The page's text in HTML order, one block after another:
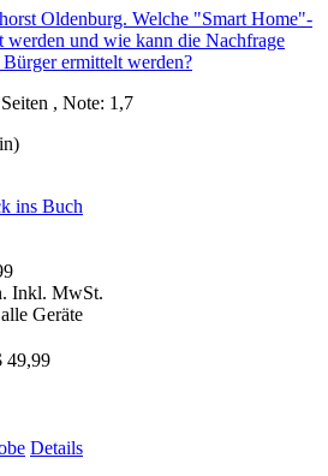
, Note: 1,7
ins Buch
Inkl. MwSt.
Geräte
49,99
Details